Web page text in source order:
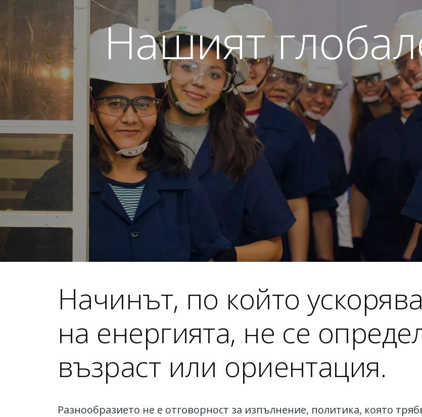
Нашият
Начинът, по който
на енергията, не се
възраст или ориентация.
Разнообразието не е отговорност за изпълнение, политика, която